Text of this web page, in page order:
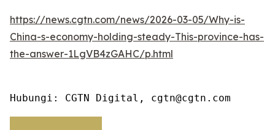
https://news.cgtn.com/news/2026-03-05/Why-is-
China-s-economy-holding-steady-This-province-has-
the-answer-1LgVB4zGAHC/p.html
Hubungi: CGTN Digital, cgtn@cgtn.com